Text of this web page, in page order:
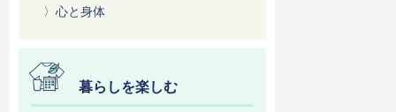
〉心と身体
暮らしを楽しむ